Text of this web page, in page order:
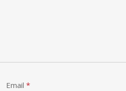
Email *